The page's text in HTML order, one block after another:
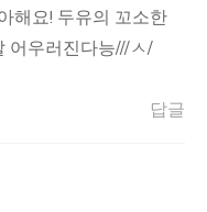
해요! 두유의 꼬소한
어우러진다능///ㅅ/
답글